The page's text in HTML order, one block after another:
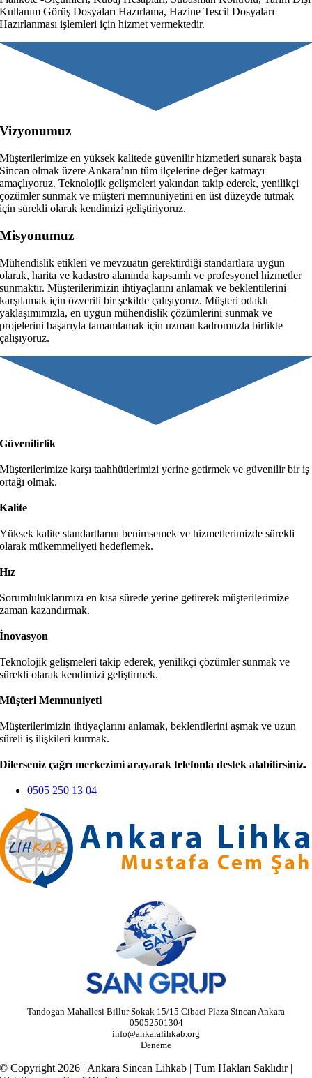
Kullanım Görüş Dosyaları Hazırlama, Hazine Tescil Dosyaları
Hazırlanması işlemleri için hizmet vermektedir.
Vizyonumuz
Müşterilerimize en yüksek kalitede güvenilir hizmetleri sunarak başta
Sincan olmak üzere Ankara’nın tüm ilçelerine değer katmayı
amaçlıyoruz. Teknolojik gelişmeleri yakından takip ederek, yenilikçi
çözümler sunmak ve müşteri memnuniyetini en üst düzeyde tutmak
için sürekli olarak kendimizi geliştiriyoruz.
Misyonumuz
Mühendislik etikleri ve mevzuatın gerektirdiği standartlara uygun
olarak, harita ve kadastro alanında kapsamlı ve profesyonel hizmetler
sunmaktır. Müşterilerimizin ihtiyaçlarını anlamak ve beklentilerini
karşılamak için özverili bir şekilde çalışıyoruz. Müşteri odaklı
yaklaşımımızla, en uygun mühendislik çözümlerini sunmak ve
projelerini başarıyla tamamlamak için uzman kadromuzla birlikte
çalışıyoruz.
Güvenilirlik
Müşterilerimize karşı taahhütlerimizi yerine getirmek ve güvenilir bir iş
ortağı olmak.
Kalite
Yüksek kalite standartlarını benimsemek ve hizmetlerimizde sürekli
olarak mükemmeliyeti hedeflemek.
Hız
Sorumluluklarımızı en kısa sürede yerine getirerek müşterilerimize
zaman kazandırmak.
İnovasyon
Teknolojik gelişmeleri takip ederek, yenilikçi çözümler sunmak ve
sürekli olarak kendimizi geliştirmek.
Müşteri Memnuniyeti
Müşterilerimizin ihtiyaçlarını anlamak, beklentilerini aşmak ve uzun
süreli iş ilişkileri kurmak.
Dilerseniz çağrı merkezimi arayarak telefonla destek alabilirsiniz.
0505 250 13 04
Tandogan Mahallesi Billur Sokak 15/15 Cibaci Plaza Sincan Ankara
05052501304
info@ankaralihkab.org
Deneme
© Copyright 2026 | Ankara Sincan Lihkab | Tüm Hakları Saklıdır |